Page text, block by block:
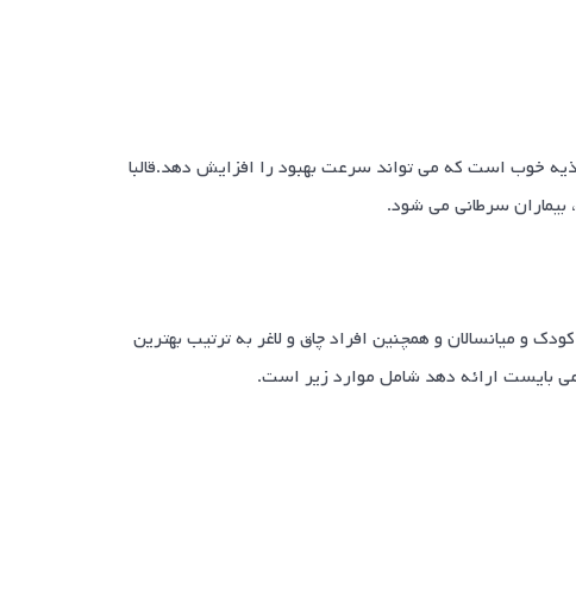
خوب است که می تواند سرعت بهبود را افزایش دهد.قالبا
بیماران سرطانی می شود.
و میانسالان و همچنین افراد چاق و لاغر به ترتیب بهترین
می بایست ارائه دهد شامل موارد زیر است.